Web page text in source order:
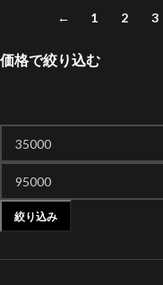
価格で絞り込む
絞り込み
← 1 2 3